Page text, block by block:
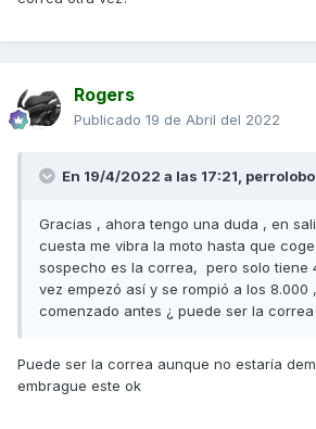
Rogers
Publicado 19 de Abril del 2022
En 19/4/2022 a las 17:21, perrolobo
Gracias , ahora tengo una duda , en
cuesta me vibra la moto hasta que
sospecho es la correa, pero solo tiene
vez empezó así y se rompió a los 8.000
comenzado antes ¿ puede ser la
Puede ser la correa aunque no estaría
embrague este ok